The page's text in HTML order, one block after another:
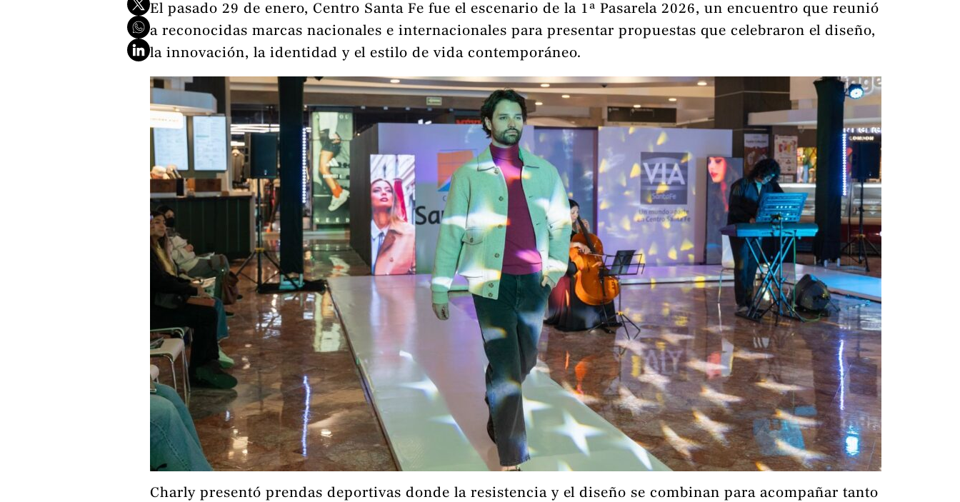
El pasado 29 de enero, Centro Santa Fe fue el escenario de la 1ª Pasarela 2026, un encuentro que reunió
a reconocidas marcas nacionales e internacionales para presentar propuestas que celebraron el diseño,
la innovación, la identidad y el estilo de vida contemporáneo.
Charly presentó prendas deportivas donde la resistencia y el diseño se combinan para acompañar tanto